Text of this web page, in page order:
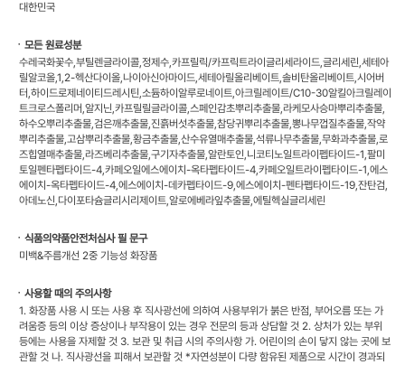
대한민국
ㆍ모든 원료성분
수레국화꽃수,부틸렌글라이콜,정제수,카프릴릭/카프릭트라이글리세라이드,글리세린,세테아
릴알코올,1,2-헥산다이올,나이아신아마이드,세테아릴올리베이트,솔비탄올리베이트,시어버
터,하이드로제네이티드레시틴,소듐하이알루로네이트,아크릴레이트/C10-30알킬아크릴레이
트크로스폴리머,알지닌,카프릴릴글라이콜,스페인감초뿌리추출물,라케모사승마뿌리추출물,
하수오뿌리추출물,검은깨추출물,진흙버섯추출물,참당귀뿌리추출물,뽕나무껍질추출물,작약
뿌리추출물,고삼뿌리추출물,황금추출물,산수유열매추출물,석류나무추출물,무화과추출물,로
즈힙열매추출물,라즈베리추출물,구기자추출물,알란토인,니코티노일트라이펩타이드-1,팔미
토일펜타펩타이드-4,카페오일에스에이치-옥타펩타이드-4,카페오일트라이펩타이드-1,에스
에이치-옥타펩타이드-4,에스에이치-데카펩타이드-9,에스에이치-펜타펩타이드-19,잔탄검,
아데노신,다이포타슘글리시리제이트,알로에베라잎추출물,에틸헥실글리세린
ㆍ식품의약품안전처심사 필 문구
미백&주름개선 2중 기능성 화장품
ㆍ사용할 때의 주의사항
1. 화장품 사용 시 또는 사용 후 직사광선에 의하여 사용부위가 붉은 반점, 부어오름 또는 가
려움증 등의 이상 증상이나 부작용이 있는 경우 전문의 등과 상담할 것 2. 상처가 있는 부위
등에는 사용을 자제할 것 3. 보관 및 취급 시의 주의사항 가. 어린이의 손이 닿지 않는 곳에 보
관할 것 나. 직사광선을 피해서 보관할 것 *자연성분이 다량 함유된 제품으로 시간이 경과되